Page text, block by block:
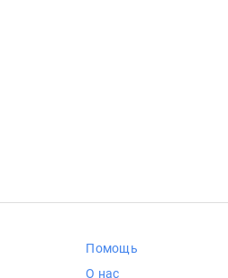
Помощь
О нас